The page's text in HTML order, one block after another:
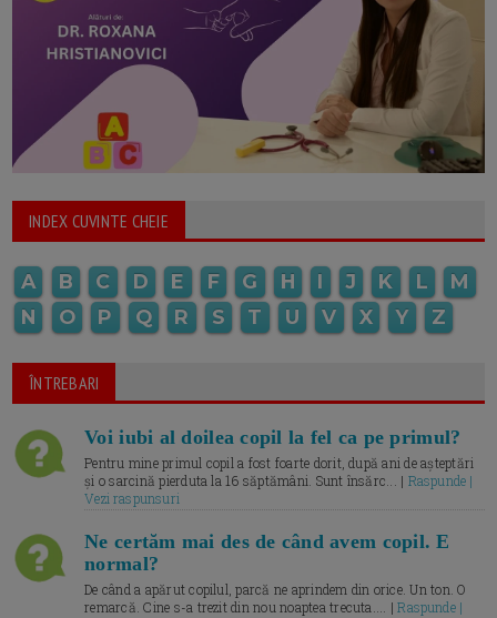
INDEX CUVINTE CHEIE
A B C D E F G H I J K L
M
N
O P Q R S T U V X Y Z
ÎNTREBARI
Voi iubi al doilea copil la fel ca pe primul?
Pentru mine primul copil a fost foarte dorit, după ani de așteptări
și o sarcină pierduta la 16 săptămâni. Sunt însărc... | Raspunde |
Vezi raspunsuri
Ne certăm mai des de când avem copil. E
normal?
De când a apărut copilul, parcă ne aprindem din orice. Un ton. O
remarcă. Cine s-a trezit din nou noaptea trecuta.... |Raspunde |